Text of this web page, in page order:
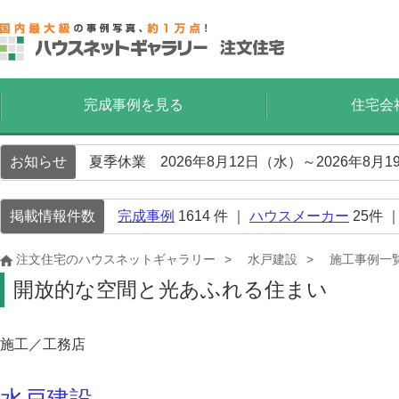
完成事例を見る 住宅会
お知らせ 夏季休業 2026年8月12日（水）～2026年8月
掲載情報件数 完成事例 1614 件 ｜ ハウスメーカー 25件
注文住宅のハウスネットギャラリー 水戸建設 施工事例一
開放的な空間と光あふれる住まい
施工／工務店